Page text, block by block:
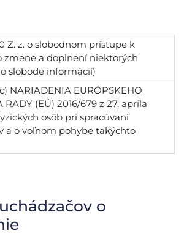
Z. z. o slobodnom prístupe k
zmene a doplnení niektorých
slobode informácií)
NARIADENIA EURÓPSKEHO
RADY (EÚ) 2016/679 z 27. apríla
osôb pri spracúvaní
a o voľnom pohybe takýchto
o